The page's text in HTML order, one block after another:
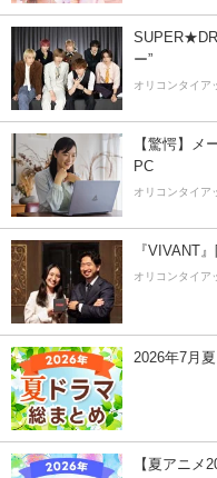
ー”
オリコンタイア
【驚愕】メ
PC
オリコンタイア
『VIVANT
オリコンタイア
2026年7月
【夏アニメ